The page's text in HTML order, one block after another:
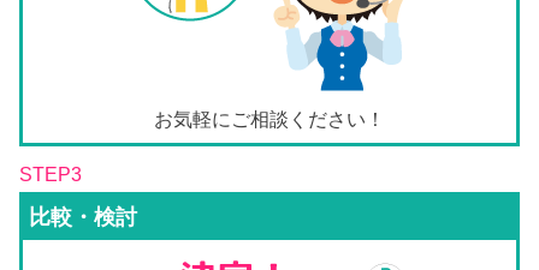
お気軽にご相談ください！
STEP3
比較・検討